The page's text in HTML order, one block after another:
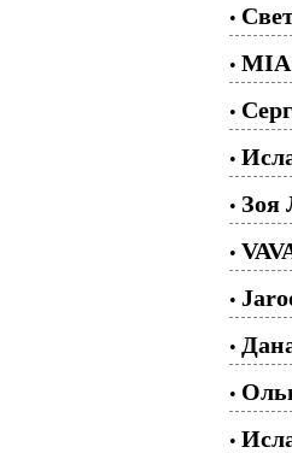
•
• MIA
•
•
• Зоя
•
•
•
•
•